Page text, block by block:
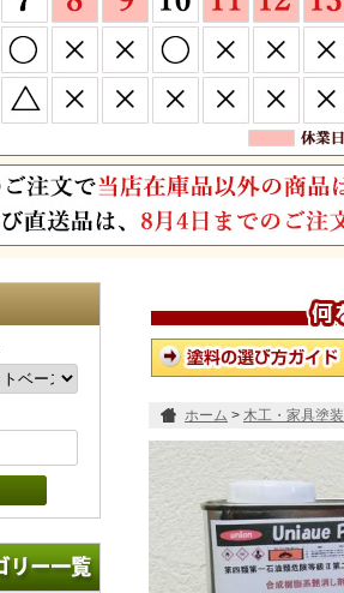
ホーム > 木工・家具塗
スーパーフラットベー